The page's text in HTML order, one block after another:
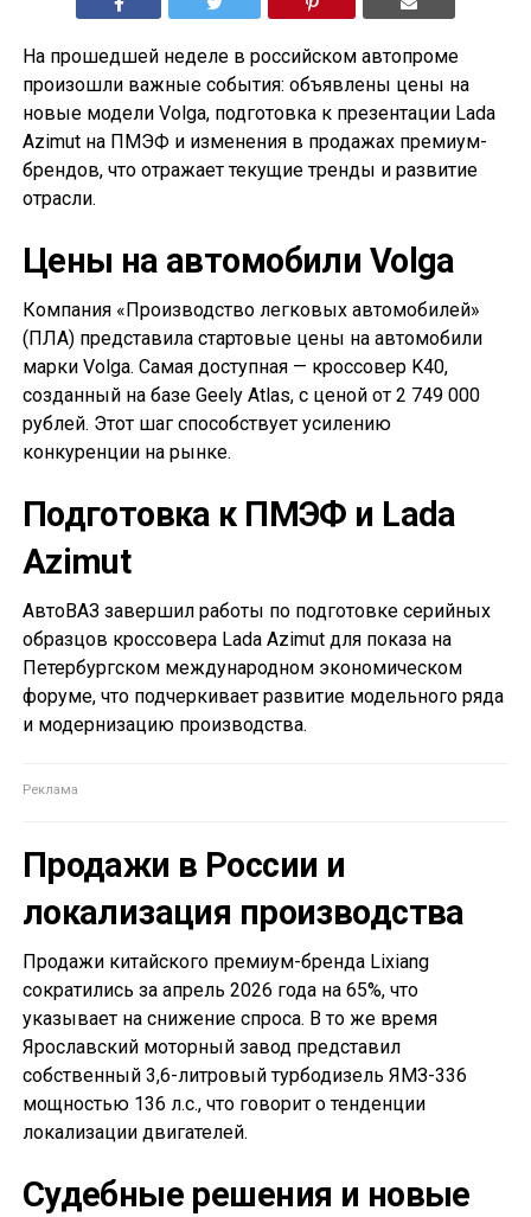
На прошедшей неделе в российском автопроме
произошли важные события: объявлены цены на
новые модели Volga, подготовка к презентации Lada
Azimut на ПМЭФ и изменения в продажах премиум-
брендов, что отражает текущие тренды и развитие
отрасли.
Цены на автомобили Volga
Компания «Производство легковых автомобилей»
(ПЛА) представила стартовые цены на автомобили
марки Volga. Самая доступная — кроссовер K40,
созданный на базе Geely Atlas, с ценой от 2 749 000
рублей. Этот шаг способствует усилению
конкуренции на рынке.
Подготовка к ПМЭФ и Lada
Azimut
АвтоВАЗ завершил работы по подготовке серийных
образцов кроссовера Lada Azimut для показа на
Петербургском международном экономическом
форуме, что подчеркивает развитие модельного ряда
и модернизацию производства.
Продажи в России и
локализация производства
Продажи китайского премиум-бренда Lixiang
сократились за апрель 2026 года на 65%, что
указывает на снижение спроса. В то же время
Ярославский моторный завод представил
собственный 3,6-литровый турбодизель ЯМЗ-336
мощностью 136 л.с., что говорит о тенденции
локализации двигателей.
Судебные решения и новые